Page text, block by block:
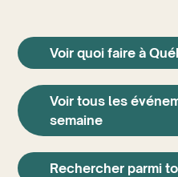
Voir quoi faire à
Voir tous les
semaine
Rechercher parmi